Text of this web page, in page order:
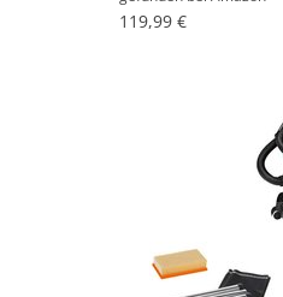
119,99 €